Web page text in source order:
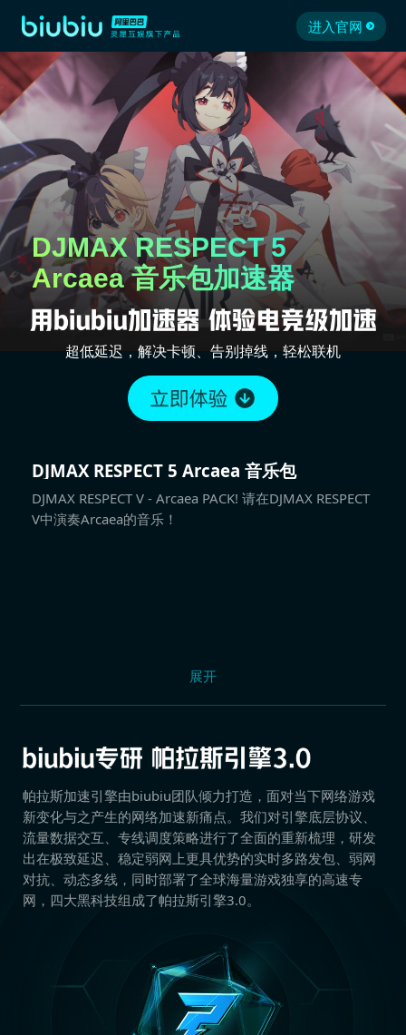
进入官网
DJMAX RESPECT 5
Arcaea 音乐包加速器
超低延迟，解决卡顿、告别掉线，轻松联机
DJMAX RESPECT 5 Arcaea 音乐包
DJMAX RESPECT V - Arcaea PACK! 请在DJMAX RESPECT
V中演奏Arcaea的音乐！
展开
帕拉斯加速引擎由biubiu团队倾力打造，面对当下网络游戏
新变化与之产生的网络加速新痛点。我们对引擎底层协议、
流量数据交互、专线调度策略进行了全面的重新梳理，研发
出在极致延迟、稳定弱网上更具优势的实时多路发包、弱网
对抗、动态多线，同时部署了全球海量游戏独享的高速专
网，四大黑科技组成了帕拉斯引擎3.0。